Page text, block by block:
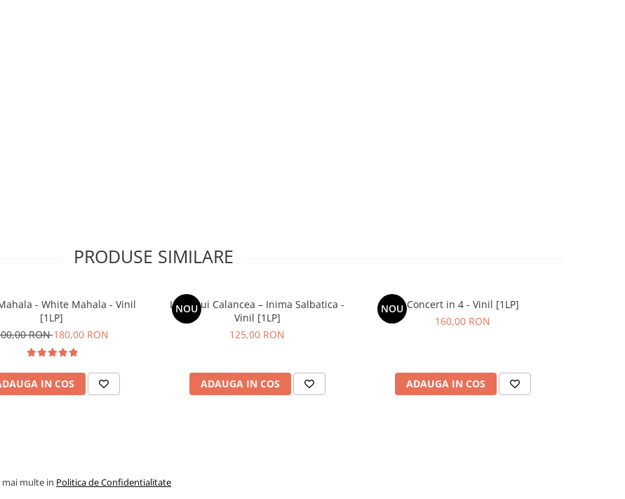
PRODUSE SIMILARE
- White Mahala - Vinil
[1LP]
RON180,00 RON
IN COS
NOU
Lupii Lui Calancea – Inima Salbatica -
Vinil [1LP]
125,00 RON
ADAUGA IN COS
NOU Concert in 4 - Vinil [1LP]
160,00 RON
ADAUGA IN COS
multe in Politica de Confidentialitate